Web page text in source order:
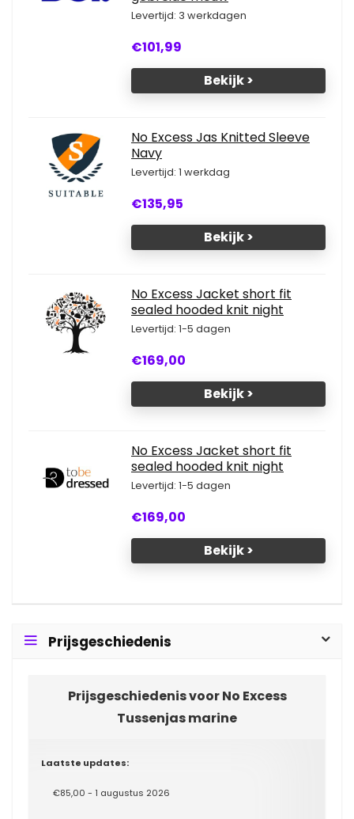
Levertijd: 3 werkdagen
€101,99
Bekijk >
No Excess Jas Knitted Sleeve
Navy
Levertijd: 1 werkdag
€135,95
Bekijk >
No Excess Jacket short fit
sealed hooded knit night
Levertijd: 1-5 dagen
€169,00
Bekijk >
No Excess Jacket short fit
sealed hooded knit night
Levertijd: 1-5 dagen
€169,00
Bekijk >
Prijsgeschiedenis
Prijsgeschiedenis voor No Excess
Tussenjas marine
Laatste updates:
€85,00 - 1 augustus 2026